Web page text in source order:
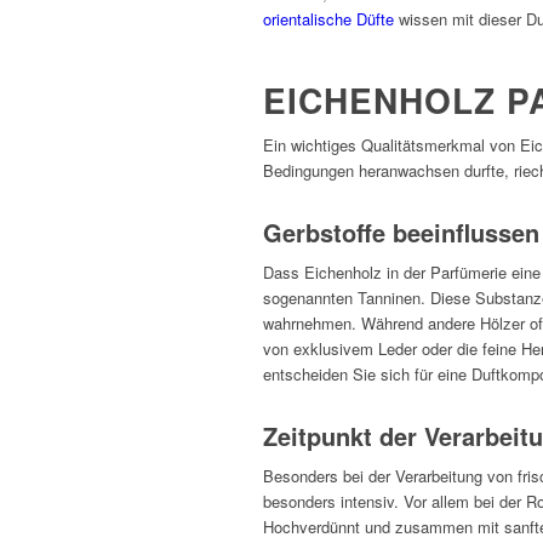
orientalische Düfte wissen mit dieser
EICHENHOLZ
Ein wichtiges Qualitätsmerkmal von
Bedingungen heranwachsen durfte,
Gerbstoffe
Dass Eichenholz in der Parfümerie
sogenannten Tanninen. Diese
wahrnehmen. Während andere Hölzer
von exklusivem Leder oder die feine
entscheiden Sie sich für eine
Zeitpunkt der
Besonders bei der Verarbeitung von
besonders intensiv. Vor allem bei der
Hochverdünnt und zusammen mit